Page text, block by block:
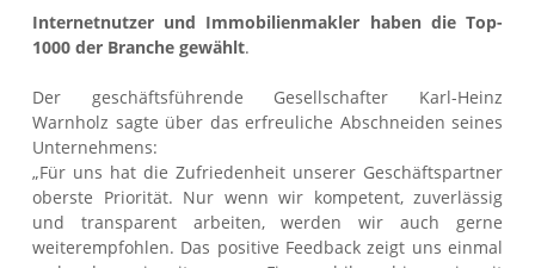
Internetnutzer und Immobilienmakler haben die Top-
1000 der Branche gewählt.
Der geschäftsführende Gesellschafter Karl-Heinz
Warnholz sagte über das erfreuliche Abschneiden seines
Unternehmens:
„Für uns hat die Zufriedenheit unserer Geschäftspartner
oberste Priorität. Nur wenn wir kompetent, zuverlässig
und transparent arbeiten, werden wir auch gerne
weiterempfohlen. Das positive Feedback zeigt uns einmal